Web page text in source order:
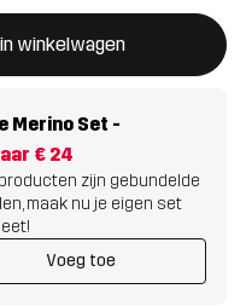
winkelwagen
bevestiging van een
Merino Set -
€ 24
zijn gebundelde
maak nu je eigen set
Voeg toe